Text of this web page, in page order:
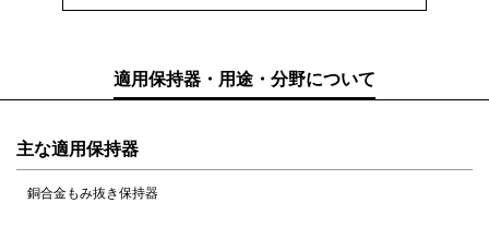
適用保持器・用途・分野について
主な適用保持器
銅合金もみ抜き保持器